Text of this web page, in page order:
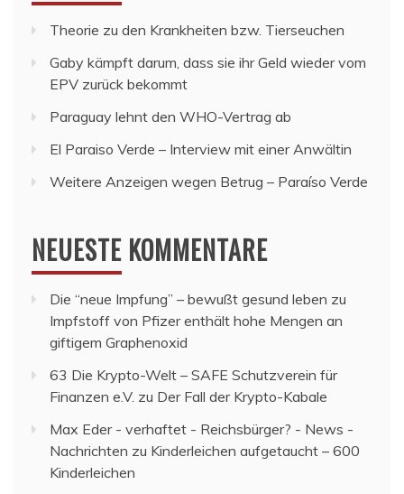
Theorie zu den Krankheiten bzw. Tierseuchen
Gaby kämpft darum, dass sie ihr Geld wieder vom
EPV zurück bekommt
Paraguay lehnt den WHO-Vertrag ab
El Paraiso Verde – Interview mit einer Anwältin
Weitere Anzeigen wegen Betrug – Paraíso Verde
NEUESTE KOMMENTARE
Die “neue Impfung” – bewußt gesund leben zu
Impfstoff von Pfizer enthält hohe Mengen an
giftigem Graphenoxid
63 Die Krypto-Welt – SAFE Schutzverein für
Finanzen e.V. zu Der Fall der Krypto-Kabale
Max Eder - verhaftet - Reichsbürger? - News -
Nachrichten zu Kinderleichen aufgetaucht – 600
Kinderleichen